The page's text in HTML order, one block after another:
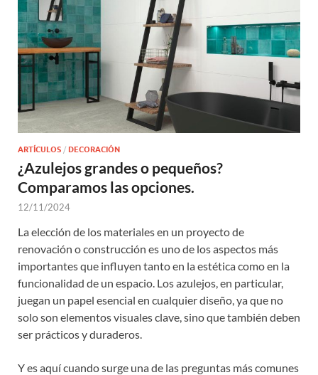
ARTÍCULOS / DECORACIÓN
¿Azulejos grandes o pequeños?
Comparamos las opciones.
12/11/2024
La elección de los materiales en un proyecto de
renovación o construcción es uno de los aspectos más
importantes que influyen tanto en la estética como en la
funcionalidad de un espacio. Los azulejos, en particular,
juegan un papel esencial en cualquier diseño, ya que no
solo son elementos visuales clave, sino que también deben
ser prácticos y duraderos.
Y es aquí cuando surge una de las preguntas más comunes